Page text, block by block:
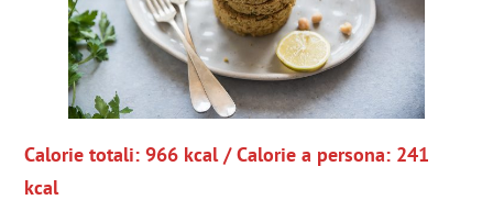
Calorie totali: 966 kcal / Calorie a persona: 241
kcal